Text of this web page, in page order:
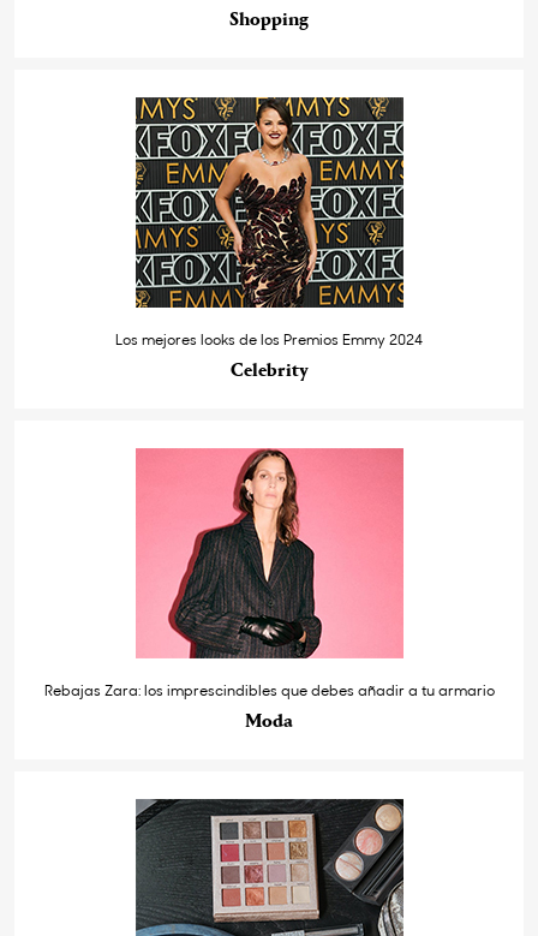
Shopping
Los mejores looks de los Premios Emmy 2024
Celebrity
Rebajas Zara: los imprescindibles que debes añadir a tu armario
Moda